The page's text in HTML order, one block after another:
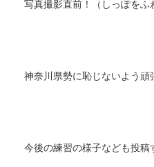
写真撮影直前！（しっぽをふ
神奈川県勢に恥じないよう頑
今後の練習の様子なども投稿